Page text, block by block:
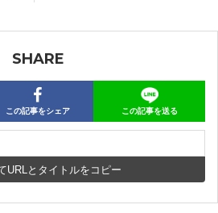
SHARE
この記事をシェア この記事を送る
URLとタイトルをコピー